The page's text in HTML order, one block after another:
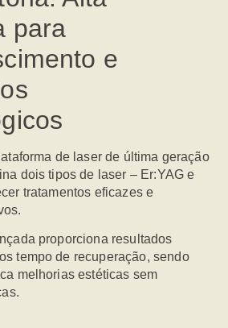
para
e
de laser de última geração
dois tipos de laser – Er:YAG e
tratamentos eficazes e
proporciona resultados
tempo de recuperação, sendo
melhorias estéticas sem